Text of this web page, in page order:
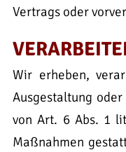
Vertrags oder
Wir erheben,
Ausgestaltung
von Art. 6 Abs. 1
Maßnahmen